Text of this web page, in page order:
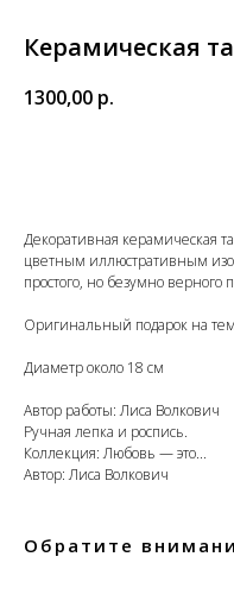
Керамическая
1300,00 р.
Декоративная керамическая
цветным иллюстративным
простого, но безумно верного
Оригинальный подарок на
Диаметр около 18 см
Автор работы: Лиса Волкович
Ручная лепка и роспись.
Коллекция: Любовь — это...
Автор: Лиса Волкович
Обратите